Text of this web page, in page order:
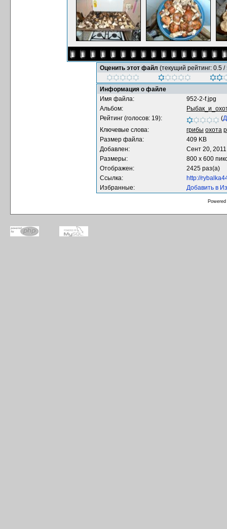
Оценить этот файл (текущий рейтинг: 0.5 /
Информация о файле
Имя файла:
952-2-f.jpg
Альбом:
Рейтинг (голосов: 19):
(
Ключевые слова:
грибы охота
Размер файла:
409 KB
Добавлен:
Сент 20, 2011
Размеры:
800 x 600
Отображен:
2425 раз(а)
Ссылка:
http://
Избранные:
Добавить в